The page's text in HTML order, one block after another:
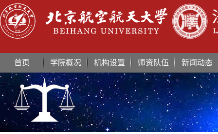
首页 学院概况 机构设置 师资队伍 新闻动态